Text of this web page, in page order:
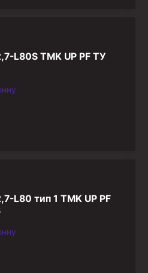
L80S TMK UP PF ТУ
L80 тип 1 TMK UP PF